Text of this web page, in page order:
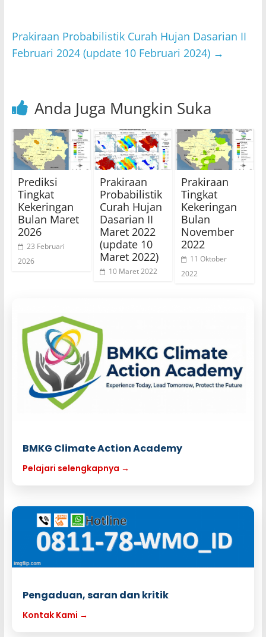
k
Prakiraan Probabilistik Curah Hujan Dasarian II
Februari 2024 (update 10 Februari 2024) →
Anda Juga Mungkin Suka
Prediksi
Tingkat
Kekeringan
Bulan Maret
2026
23 Februari
2026
Prakiraan
Probabilistik
Curah Hujan
Dasarian II
Maret 2022
(update 10
Maret 2022)
10 Maret 2022
Prakiraan
Tingkat
Kekeringan
Bulan
November
2022
11 Oktober
2022
BMKG Climate Action Academy
Pelajari selengkapnya →
Pengaduan, saran dan kritik
Kontak Kami →